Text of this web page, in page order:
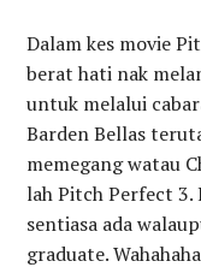
Dalam kes movie
berat hati nak
untuk melalui
Barden Bellas
memegang watau
lah Pitch Perfect 3.
sentiasa ada
graduate.